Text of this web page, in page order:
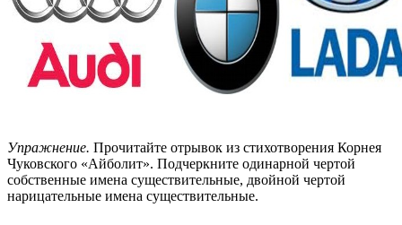
Упражнение. Прочитайте отрывок из стихотворения Корнея
Чуковского «Айболит». Подчеркните одинарной чертой
собственные имена существительные, двойной чертой
нарицательные имена существительные.